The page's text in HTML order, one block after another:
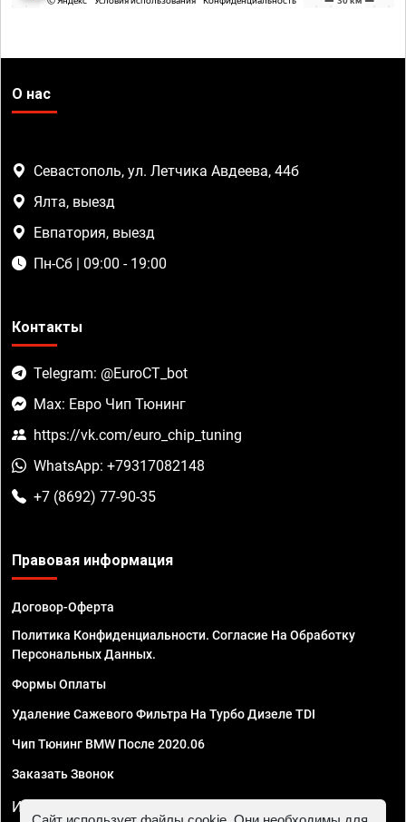
О нас
Севастополь, ул. Летчика Авдеева, 44б
Ялта, выезд
Евпатория, выезд
Пн-Сб | 09:00 - 19:00
Контакты
Telegram: @EuroCT_bot
Max: Евро Чип Тюнинг
https://vk.com/euro_chip_tuning
WhatsApp: +79317082148
+7 (8692) 77-90-35
Правовая информация
Договор-Оферта
Политика Конфиденциальности. Согласие На Обработку
Персональных Данных.
Формы Оплаты
Удаление Сажевого Фильтра На Турбо Дизеле TDI
Чип Тюнинг BMW После 2020.06
Заказать Звонок
ИП Смирнов Георгий Павлович. ИНН 781302555843,